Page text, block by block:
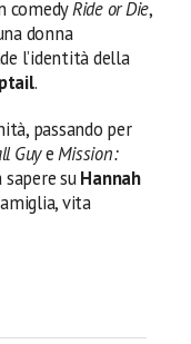
comedyRide or Die,
donna
l’identità della
.
passando per
GuyeMission:
sapere suHannah
vita